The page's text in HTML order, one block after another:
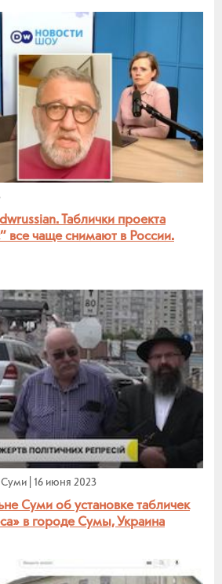
Таблички проекта
все чаще снимают в России.
Суми 16 июня 2023
Суми об установке табличек
в городе Сумы, Украина